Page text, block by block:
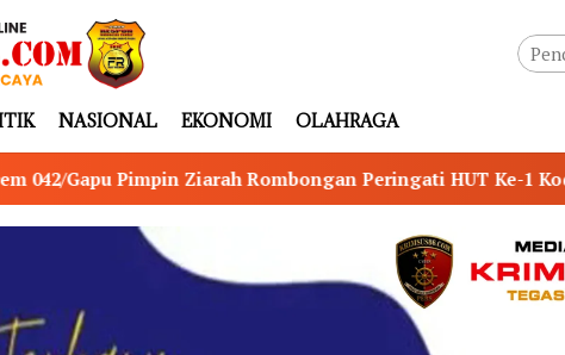
NASIONAL EKONOMI OLAHRAGA
Peringati HUT Ke-1 Kodam XX/Tuanku Imam Bonjol